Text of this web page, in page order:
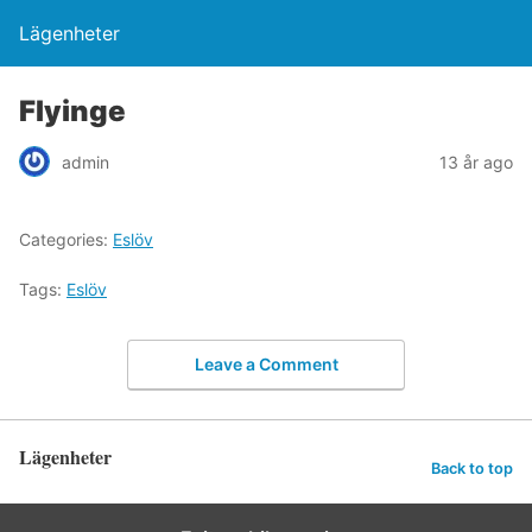
Lägenheter
Flyinge
admin 13 år ago
Categories: Eslöv
Tags: Eslöv
Leave a Comment
Lägenheter Back to top